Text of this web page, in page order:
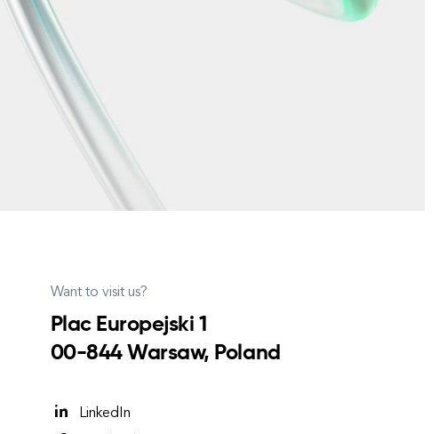
Want to visit us?
Plac Europejski 1
00-844 Warsaw, Poland
LinkedIn